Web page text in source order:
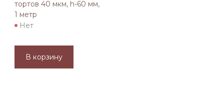
тортов 40 мкм, h-60 мм,
1 метр
Нет
В корзину